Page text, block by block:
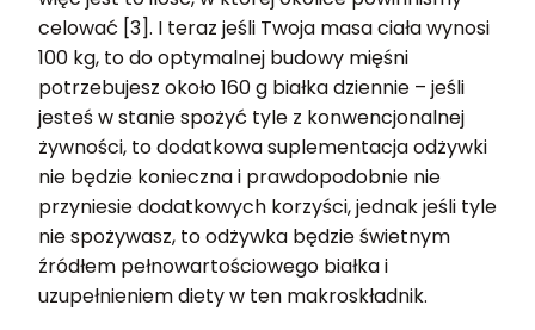
celować [3]. I teraz jeśli Twoja masa ciała wynosi
100 kg, to do optymalnej budowy mięśni
potrzebujesz około 160 g białka dziennie – jeśli
jesteś w stanie spożyć tyle z konwencjonalnej
żywności, to dodatkowa suplementacja odżywki
nie będzie konieczna i prawdopodobnie nie
przyniesie dodatkowych korzyści, jednak jeśli tyle
nie spożywasz, to odżywka będzie świetnym
źródłem pełnowartościowego białka i
uzupełnieniem diety w ten makroskładnik.